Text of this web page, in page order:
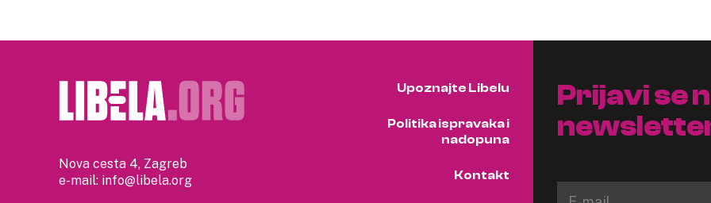
Nova cesta 4, Zagreb
e-mail: info@libela.org
Upoznajte Libelu
Politika ispravaka i
nadopuna
Kontakt
Prijavi se